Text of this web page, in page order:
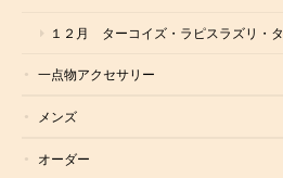
１２月 ターコイズ・ラピスラズリ・
一点物アクセサリー
メンズ
オーダー